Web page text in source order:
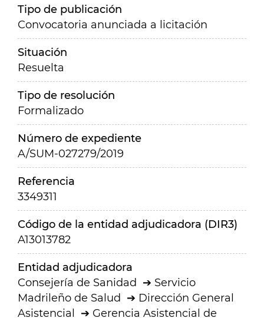
Tipo de publicación
Convocatoria anunciada a licitación
Situación
Resuelta
Tipo de resolución
Formalizado
Número de expediente
A/SUM-027279/2019
Referencia
3349311
Código de la entidad adjudicadora (DIR3)
A13013782
Entidad adjudicadora
Consejería de Sanidad
Servicio
Madrileño de Salud
Dirección General
Asistencial
Gerencia Asistencial de